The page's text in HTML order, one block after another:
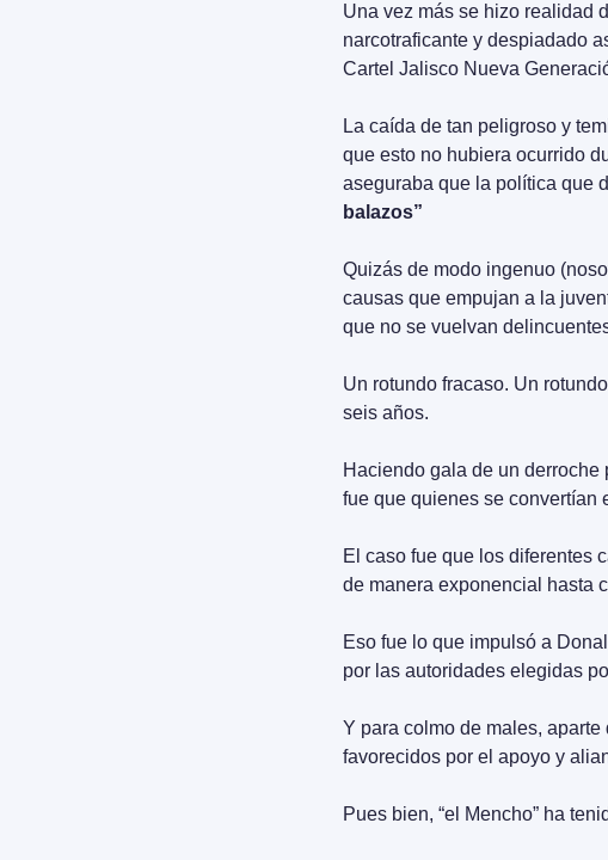
Una vez más se hizo realidad
narcotraficante y despiadado
Cartel Jalisco Nueva
La caída de tan peligroso y
que esto no hubiera ocurrido
aseguraba que la política que
balazos”
Quizás de modo ingenuo
causas que empujan a la
que no se vuelvan
Un rotundo fracaso. Un
seis años.
Haciendo gala de un
fue que quienes se convertían
El caso fue que los diferentes
de manera exponencial hasta
Eso fue lo que impulsó a
por las autoridades elegidas
Y para colmo de males,
favorecidos por el apoyo y
Pues bien, “el Mencho” ha